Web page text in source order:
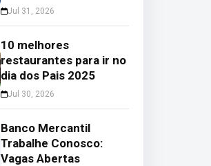
Jul 31, 2026
10 melhores
restaurantes para ir no
dia dos Pais 2025
Jul 30, 2026
Banco Mercantil
Trabalhe Conosco:
Vagas Abertas